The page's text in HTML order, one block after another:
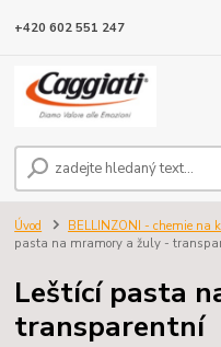
+420 602 551 247
Úvod BELLINZONI - chemie na
pasta na mramory a žuly -
Leštící pasta
transparentní